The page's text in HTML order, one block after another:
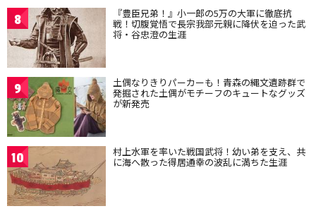
8 『豊臣兄弟！』小一郎の5万の大軍に徹底抗
戦！切腹覚悟で長宗我部元親に降伏を迫った武
将・谷忠澄の生涯
9 土偶なりきりパーカーも！青森の縄文遺跡群で
発掘された土偶がモチーフのキュートなグッズ
が新発売
10 村上水軍を率いた戦国武将！幼い弟を支え、共
に海へ散った得居通幸の波乱に満ちた生涯